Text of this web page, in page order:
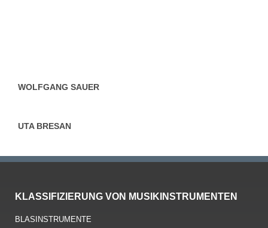
WOLFGANG SAUER
UTA BRESAN
KLASSIFIZIERUNG VON MUSIKINSTRUMENTEN
BLASINSTRUMENTE